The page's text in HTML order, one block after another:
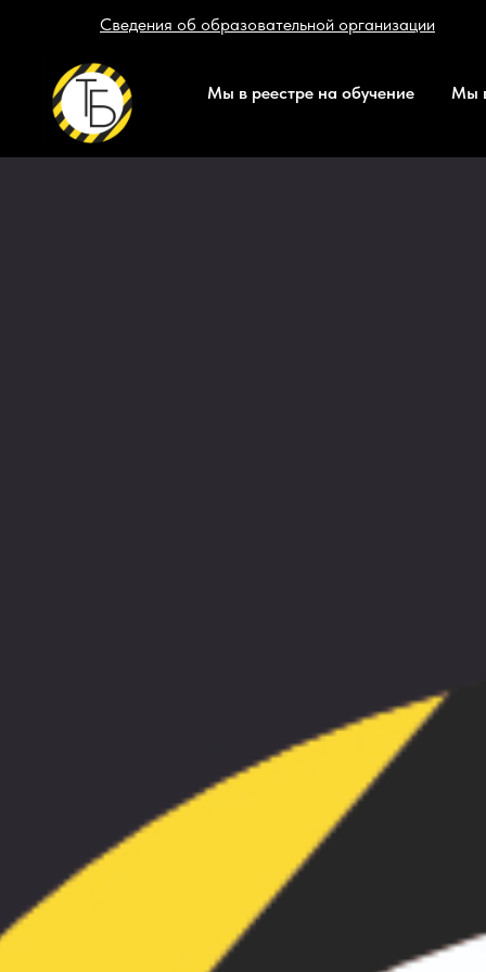
Сведения об образовательной организации
Мы в реестре на обучение Мы